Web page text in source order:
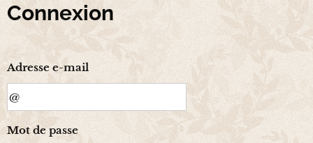
Connexion
Adresse e-mail
Mot de passe